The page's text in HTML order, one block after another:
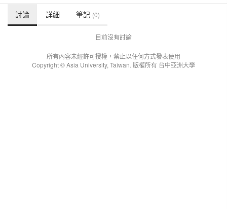
討論 詳細 筆記 (0)
目前沒有討論
所有內容未經許可授權，禁止以任何方式發表使用
Copyright © Asia University, Taiwan. 版權所有 台中亞洲大學